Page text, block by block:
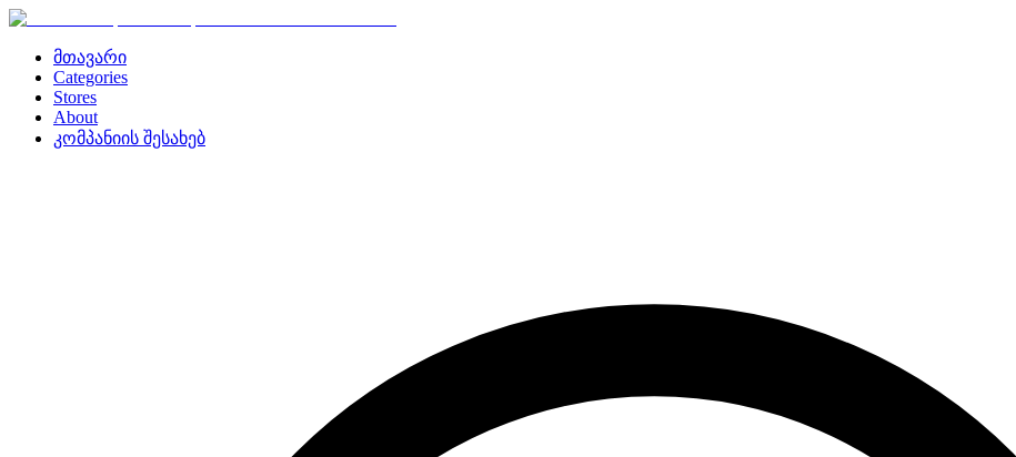
მთავარი
Categories
Stores
About
კომპანიის შესახებ